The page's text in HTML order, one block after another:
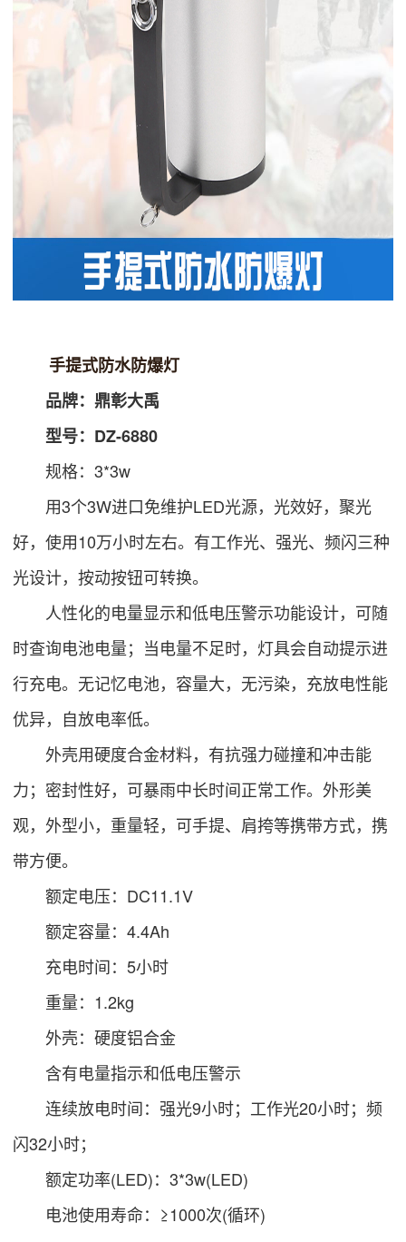
手提式防水防爆灯
品牌：鼎彰大禹
型号：DZ-6880
规格：3*3w
用3个3W进口免维护LED光源，光效好，聚光
好，使用10万小时左右。有工作光、强光、频闪三种
光设计，按动按钮可转换。
人性化的电量显示和低电压警示功能设计，可随
时查询电池电量；当电量不足时，灯具会自动提示进
行充电。无记忆电池，容量大，无污染，充放电性能
优异，自放电率低。
外壳用硬度合金材料，有抗强力碰撞和冲击能
力；密封性好，可暴雨中长时间正常工作。外形美
观，外型小，重量轻，可手提、肩挎等携带方式，携
带方便。
额定电压：DC11.1V
额定容量：4.4Ah
充电时间：5小时
重量：1.2kg
外壳：硬度铝合金
含有电量指示和低电压警示
连续放电时间：强光9小时；工作光20小时；频
闪32小时；
额定功率(LED)：3*3w(LED)
电池使用寿命：≥1000次(循环)